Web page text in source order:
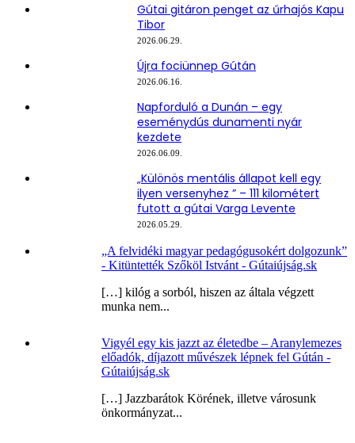
Gútai gitáron penget az űrhajós Kapu
Tibor
2026.06.29.
Újra fociünnep Gútán
2026.06.16.
Napforduló a Dunán – egy
eseménydús dunamenti nyár
kezdete
2026.06.09.
„Különös mentális állapot kell egy
ilyen versenyhez ” – 111 kilométert
futott a gútai Varga Levente
2026.05.29.
„A felvidéki magyar pedagógusokért dolgozunk”
- Kitüntették Szőköl Istvánt - Gútaiújság.sk
[…] kilóg a sorból, hiszen az általa végzett
munka nem...
Vigyél egy kis jazzt az életedbe – Aranylemezes
előadók, díjazott művészek lépnek fel Gútán -
Gútaiújság.sk
[…] Jazzbarátok Körének, illetve városunk
önkormányzat...